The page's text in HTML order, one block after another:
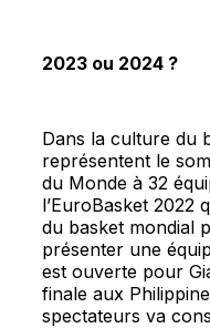
2023 ou 2024 ?
Dans la culture du
représentent le
du Monde à 32
l’EuroBasket 2022
du basket mondial
présenter une
est ouverte pour
finale aux
spectateurs va